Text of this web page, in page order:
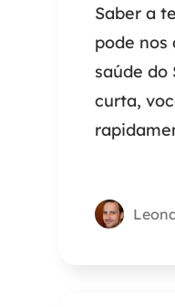
Saber a
pode nos
saúde do
curta,
verificá-